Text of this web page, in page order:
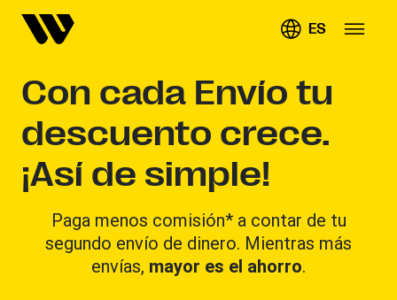
ES
Con cada Envío tu
descuento crece.
¡Así de simple!
Paga menos comisión* a contar de tu
segundo envío de dinero. Mientras más
envías, mayor es el ahorro.